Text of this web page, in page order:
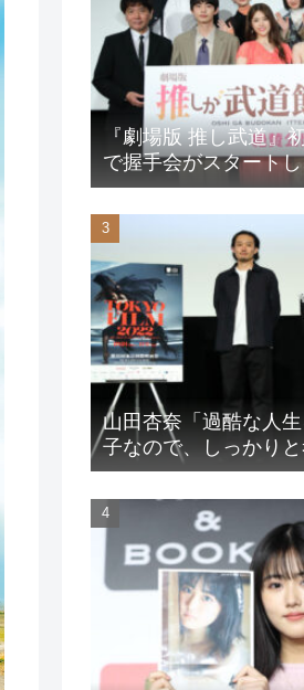
『劇場版 推し武道』
で握手会がスタート
想いをアピール！？
山田杏奈「過酷な人
子なので、しっかり
と」映画『山女』東